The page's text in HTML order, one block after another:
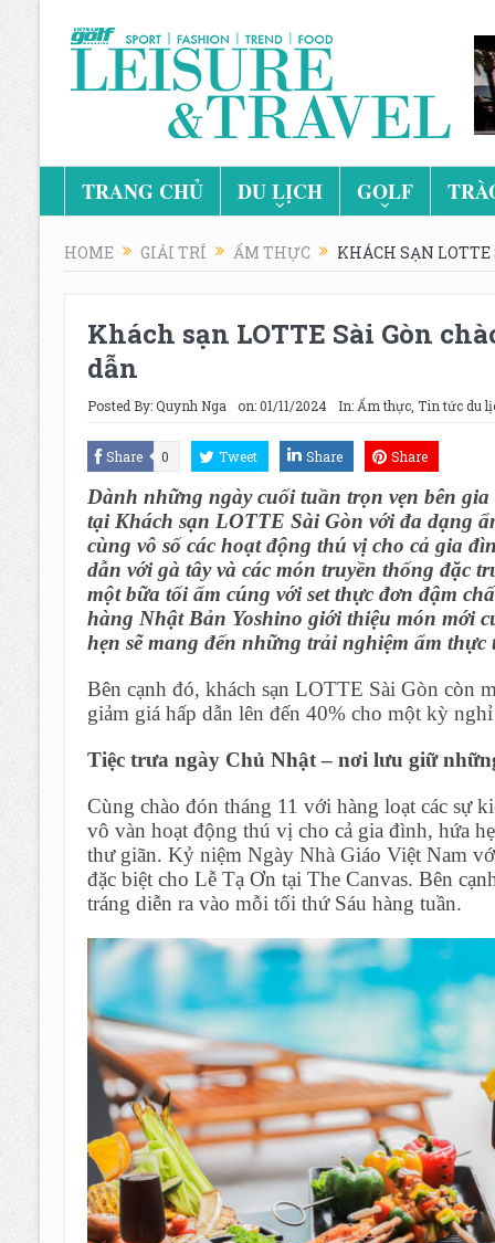
TRANG CHỦ DU LỊCH GOLF
HOME GIẢI TRÍ ẨM THỰC KHÁCH SẠN
Khách sạn LOTTE Sài Gòn
dẫn
Posted By:Quynh Nga on:01/11/2024 In: Ẩm thực, Tin tức du
Share 0 Tweet Share Share
Dành những ngày cuối tuần trọn vẹn bên
tại Khách sạn LOTTE Sài Gòn với đa dạng
cùng vô số các hoạt động thú vị cho cả gia
dẫn với gà tây và các món truyền thống đặc
một bữa tối ấm cúng với set thực đơn đậm
hàng Nhật Bản Yoshino giới thiệu món mới
hẹn sẽ mang đến những trải nghiệm ẩm thực
Bên cạnh đó, khách sạn LOTTE Sài Gòn còn
giảm giá hấp dẫn lên đến 40% cho một kỳ
Tiệc trưa ngày Chủ Nhật – nơi lưu giữ
Cùng chào đón tháng 11 với hàng loạt các sự
vô vàn hoạt động thú vị cho cả gia đình, hứa
thư giãn. Kỷ niệm Ngày Nhà Giáo Việt Nam
đặc biệt cho Lễ Tạ Ơn tại The Canvas. Bên
tráng diễn ra vào mỗi tối thứ Sáu hàng tuần.